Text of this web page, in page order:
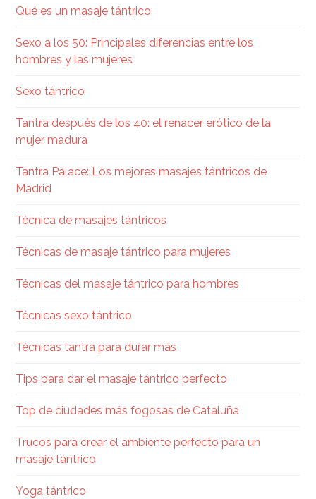
Qué es un masaje tántrico
Sexo a los 50: Principales diferencias entre los
hombres y las mujeres
Sexo tántrico
Tantra después de los 40: el renacer erótico de la
mujer madura
Tantra Palace: Los mejores masajes tántricos de
Madrid
Técnica de masajes tántricos
Técnicas de masaje tántrico para mujeres
Técnicas del masaje tántrico para hombres
Técnicas sexo tántrico
Técnicas tantra para durar más
Tips para dar el masaje tántrico perfecto
Top de ciudades más fogosas de Cataluña
Trucos para crear el ambiente perfecto para un
masaje tántrico
Yoga tántrico